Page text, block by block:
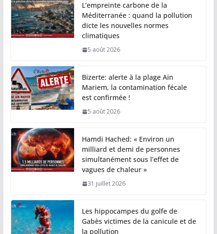
L’empreinte carbone de la
Méditerranée : quand la pollution
dicte les nouvelles normes
climatiques
5 août 2026
Bizerte: alerte à la plage Aïn
Mariem, la contamination fécale
est confirmée !
5 août 2026
Hamdi Hached: « Environ un
milliard et demi de personnes
simultanément sous l’effet de
vagues de chaleur »
31 juillet 2026
Les hippocampes du golfe de
Gabès victimes de la canicule et de
la pollution